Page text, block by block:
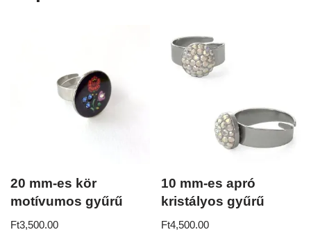
20 mm-es kör
motívumos gyűrű
Ft3,500.00
10 mm-es apró
kristályos gyűrű
Ft4,500.00